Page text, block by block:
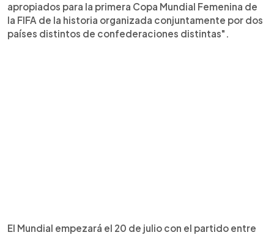
apropiados para la primera Copa Mundial Femenina de
la FIFA de la historia organizada conjuntamente por dos
países distintos de confederaciones distintas".
El Mundial empezará el 20 de julio con el partido entre